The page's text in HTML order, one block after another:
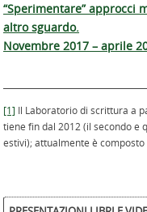
“Sperimentare” approcci
altro sguardo.
Novembre 2017 – aprile
[1] Il Laboratorio di scrittura a
tiene fin dal 2012 (il secondo e
estivi); attualmente è composto